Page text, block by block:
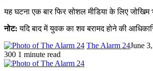
यह घटना एक बार फिर सोशल मीडिया के लिए
नोट: यदि बाद में युवक का शव बरामद होने की
The Alarm 24June
300 1 minute read